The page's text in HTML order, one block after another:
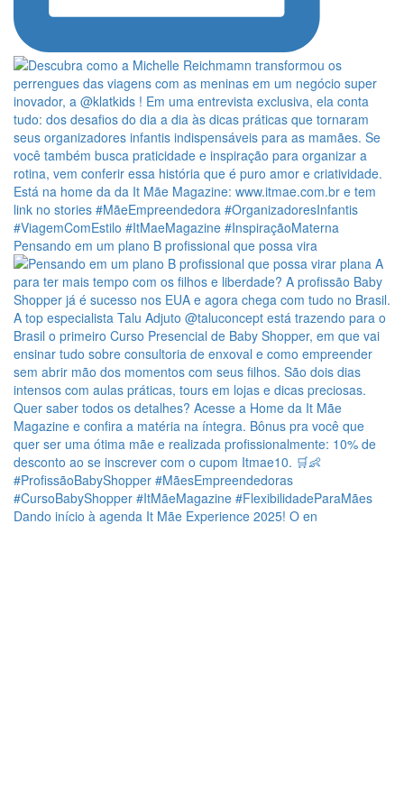
Pensando em um plano B profissional que possa vira
Dando início à agenda It Mãe Experience 2025! O en